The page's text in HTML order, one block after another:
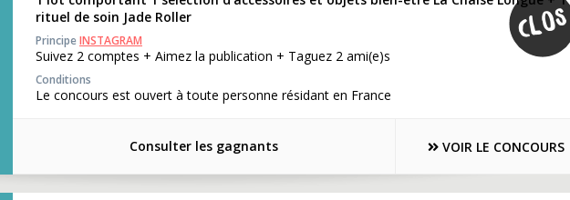
rituel de soin Jade Roller
PrincipeINSTAGRAM
Suivez 2 comptes + Aimez la publication + Taguez 2 ami(e)s
Conditions
Le concours est ouvert à toute personne résidant en France
Consulter les gagnants VOIR LE CONCOURS